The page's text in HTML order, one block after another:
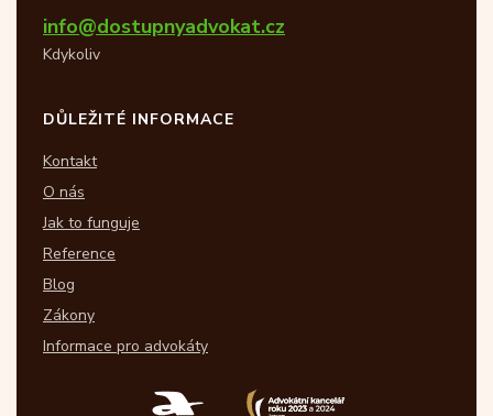
info@dostupnyadvokat.cz
Kdykoliv
DŮLEŽITÉ INFORMACE
Kontakt
O nás
Jak to funguje
Reference
Blog
Zákony
Informace pro advokáty